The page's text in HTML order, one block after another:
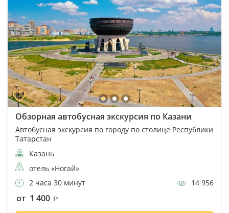
Обзорная автобусная экскурсия по Казани
Автобусная экскурсия по городу по столице Республики
Татарстан
Казань
отель «Ногай»
2 часа 30 минут
14 956
от 1 400